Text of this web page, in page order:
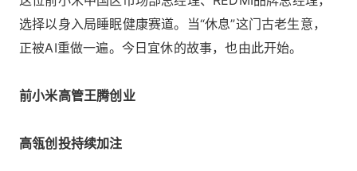
选择以身入局睡眠健康赛道。当“休息”这门古老生意，
正被AI重做一遍。今日宜休的故事，也由此开始。
前小米高管王腾创业
高瓴创投持续加注